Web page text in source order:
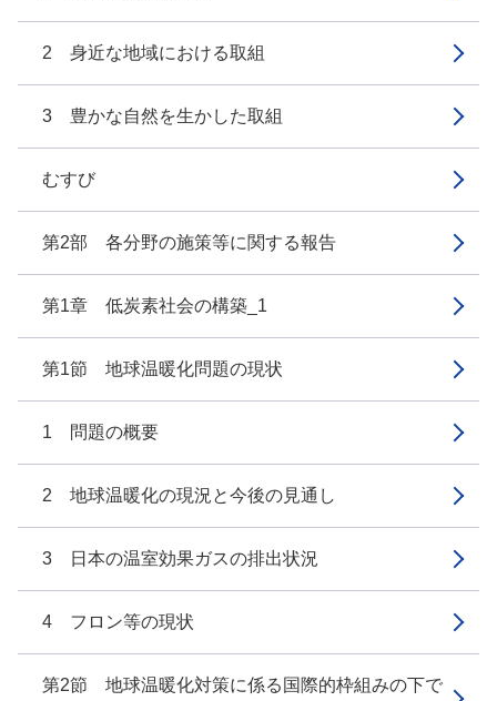
2 身近な地域における取組
3 豊かな自然を生かした取組
むすび
第2部 各分野の施策等に関する報告
第1章 低炭素社会の構築_1
第1節 地球温暖化問題の現状
1 問題の概要
2 地球温暖化の現況と今後の見通し
3 日本の温室効果ガスの排出状況
4 フロン等の現状
第2節 地球温暖化対策に係る国際的枠組みの下で